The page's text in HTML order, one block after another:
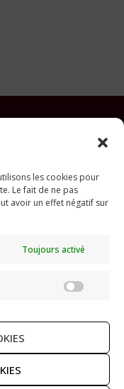
les cookies pour
Le fait de ne pas
avoir un effet négatif sur
Toujours activé
Paris
18